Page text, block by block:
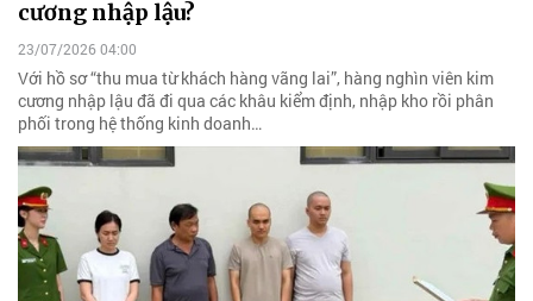
cương nhập lậu?
23/07/2026 04:00
Với hồ sơ “thu mua từ khách hàng vãng lai”, hàng nghìn viên kim
cương nhập lậu đã đi qua các khâu kiểm định, nhập kho rồi phân
phối trong hệ thống kinh doanh…